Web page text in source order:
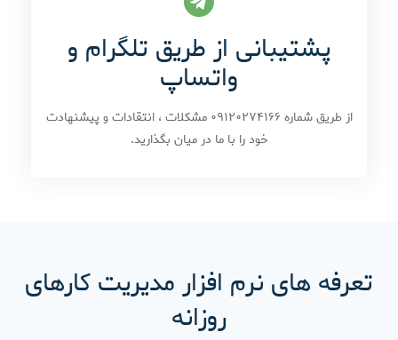
پشتیبانی از طریق تلگرام و
واتساپ
از طریق شماره ۰۹۱۲۰۲۷۴۱۶۶ مشکلات ، انتقادات و پیشنهادت
خود را با ما در میان بگذارید.
تعرفه های نرم افزار مدیریت کارهای
روزانه